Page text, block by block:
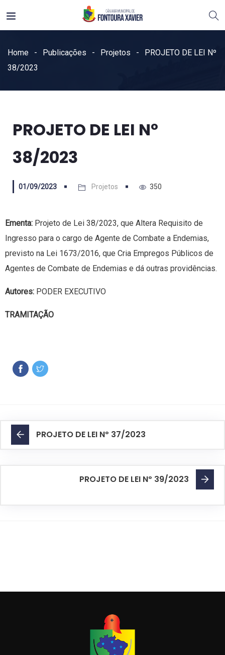
Home Publicações Projetos
PROJETO DE LEI Nº
38/2023
PROJETO DE LEI Nº
38/2023
01/09/2023 Projetos 350
Ementa: Projeto de Lei 38/2023, que Altera Requisito de
Ingresso para o cargo de Agente de Combate a Endemias,
previsto na Lei 1673/2016, que Cria Empregos Públicos de
Agentes de Combate de Endemias e dá outras providências.
Autores: PODER EXECUTIVO
TRAMITAÇÃO
PROJETO DE LEI Nº 37/2023
PROJETO DE LEI Nº 39/2023